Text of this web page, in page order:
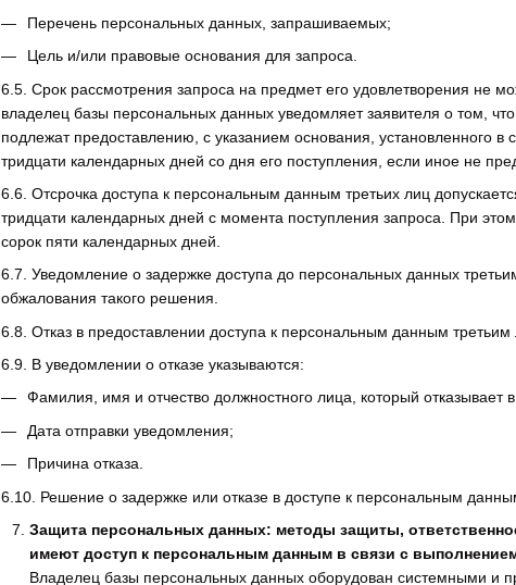
Перечень персональных данных, запрашиваемых;
Цель и/или правовые основания для запроса.
6.5. Срок рассмотрения запроса на предмет его удовлетворения не
владелец базы персональных данных уведомляет заявителя о том,
подлежат предоставлению, с указанием основания, установленного
тридцати календарных дней со дня его поступления, если иное не
6.6. Отсрочка доступа к персональным данным третьих лиц
тридцати календарных дней с момента поступления запроса. При
сорок пяти календарных дней.
6.7. Уведомление о задержке доступа до персональных данных
обжалования такого решения.
6.8. Отказ в предоставлении доступа к персональным данным
6.9. В уведомлении о отказе указываются:
Фамилия, имя и отчество должностного лица, который отказывает
Дата отправки уведомления;
Причина отказа.
6.10. Решение о задержке или отказе в доступе к персональным
Защита персональных данных: методы защиты,
имеют доступ к персональным данным в связи с
Владелец базы персональных данных оборудован системными и